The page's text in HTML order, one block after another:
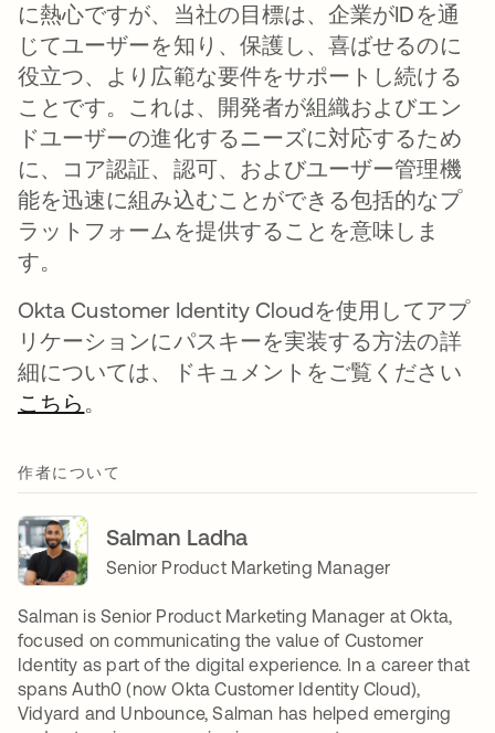
に熱心ですが、当社の目標は、企業がIDを通
じてユーザーを知り、保護し、喜ばせるのに
役立つ、より広範な要件をサポートし続ける
ことです。これは、開発者が組織およびエン
ドユーザーの進化するニーズに対応するため
に、コア認証、認可、およびユーザー管理機
能を迅速に組み込むことができる包括的なプ
ラットフォームを提供することを意味しま
す。
Okta Customer Identity Cloudを使用してアプ
リケーションにパスキーを実装する方法の詳
細については、ドキュメントをご覧ください
こちら 新しいタブで開く
。
作者について
Salman Ladha
Senior Product Marketing Manager
Salman is Senior Product Marketing Manager at Okta,
focused on communicating the value of Customer
Identity as part of the digital experience. In a career that
spans Auth0 (now Okta Customer Identity Cloud),
Vidyard and Unbounce, Salman has helped emerging